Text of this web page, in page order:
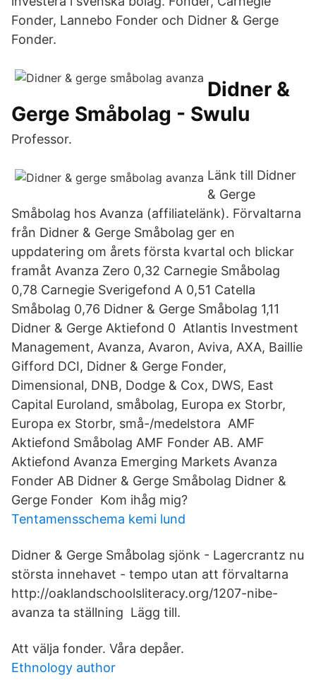
Fonder, Lannebo Fonder och Didner & Gerge
Fonder.
Didner &
Gerge Småbolag - Swulu
Professor.
Länk till Didner
& Gerge
Småbolag hos Avanza (affiliatelänk). Förvaltarna
från Didner & Gerge Småbolag ger en
uppdatering om årets första kvartal och blickar
framåt Avanza Zero 0,32 Carnegie Småbolag
0,78 Carnegie Sverigefond A 0,51 Catella
Småbolag 0,76 Didner & Gerge Småbolag 1,11
Didner & Gerge Aktiefond 0 Atlantis Investment
Management, Avanza, Avaron, Aviva, AXA, Baillie
Gifford DCI, Didner & Gerge Fonder,
Dimensional, DNB, Dodge & Cox, DWS, East
Capital Euroland, småbolag, Europa ex Storbr,
Europa ex Storbr, små-/medelstora AMF
Aktiefond Småbolag AMF Fonder AB. AMF
Aktiefond Avanza Emerging Markets Avanza
Fonder AB Didner & Gerge Småbolag Didner &
Gerge Fonder Kom ihåg mig?
Tentamensschema kemi lund
Didner & Gerge Småbolag sjönk - Lagercrantz nu
största innehavet - tempo utan att förvaltarna
http://oaklandschoolsliteracy.org/1207-nibe-
avanza ta ställning Lägg till.
Att välja fonder. Våra depåer.
Ethnology author